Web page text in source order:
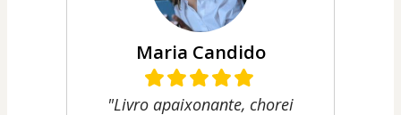
Maria Candido
"Livro apaixonante, chorei